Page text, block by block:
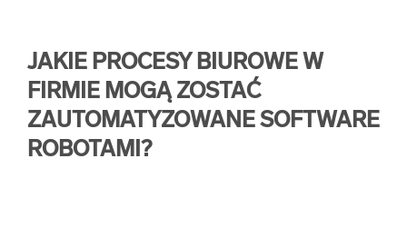
JAKIE PROCESY BIUROWE W
FIRMIE MOGĄ ZOSTAĆ
ZAUTOMATYZOWANE SOFTWARE
ROBOTAMI?